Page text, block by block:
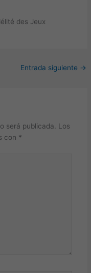
des Jeux
Entrada siguiente →
será publicada. Los
con *